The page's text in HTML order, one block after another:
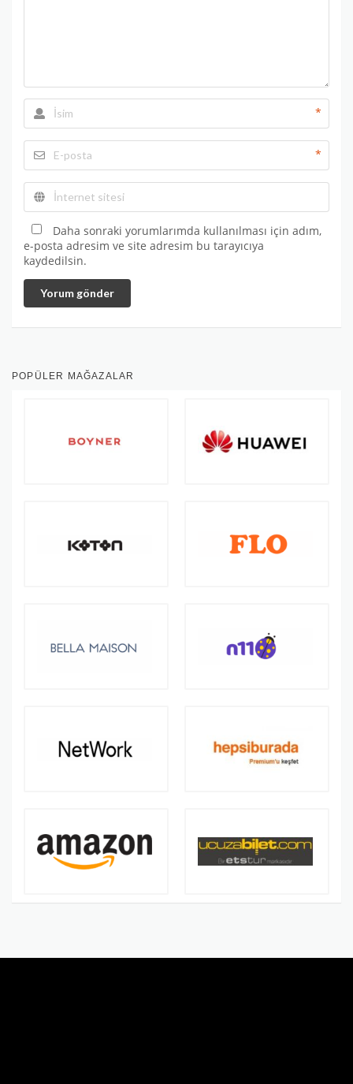
*
*
Daha sonraki yorumlarımda kullanılması için adım,
e-posta adresim ve site adresim bu tarayıcıya
kaydedilsin.
Yorum gönder
POPÜLER MAĞAZALAR